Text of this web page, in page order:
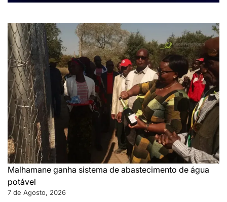
Malhamane ganha sistema de abastecimento de água
potável
7 de Agosto, 2026